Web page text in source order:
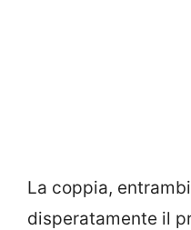
La coppia,
disperatamente il